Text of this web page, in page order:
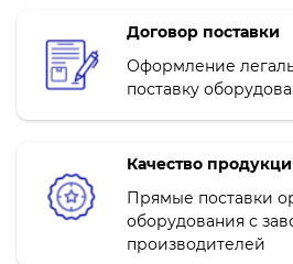
Договор поставки
Оформление
поставку
Качество
Прямые поставки
оборудования с
производителей